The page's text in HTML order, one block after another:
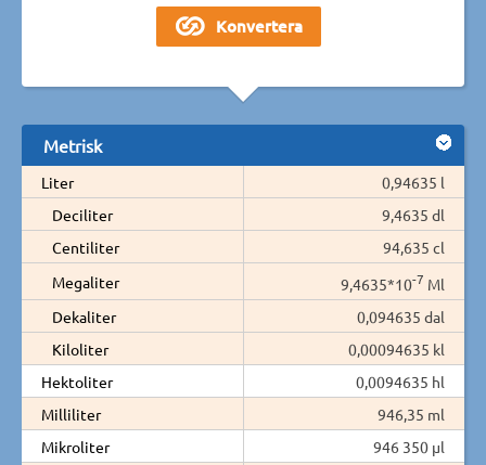
Metrisk
Liter
0,94635 l
Deciliter
9,4635 dl
Centiliter
94,635 cl
Megaliter
9,4635*10-7 Ml
Dekaliter
0,094635 dal
Kiloliter
0,00094635 kl
Hektoliter
0,0094635 hl
Milliliter
946,35 ml
Mikroliter
946 350 µl